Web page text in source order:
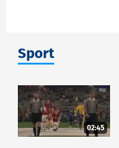
Sport
02:45